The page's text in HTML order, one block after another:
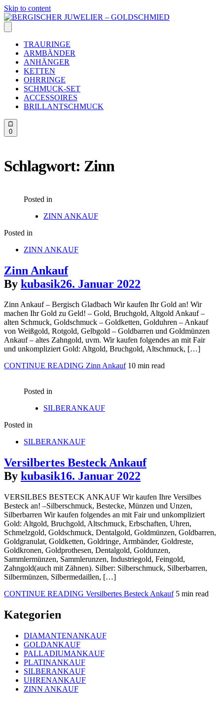
Skip to content
TRAURINGE
ARMBÄNDER
ANHÄNGER
KETTEN
OHRRINGE
SCHMUCK-SET
ACCESSOIRES
BRILLANTSCHMUCK
0
Schlagwort: Zinn
Posted in
ZINN ANKAUF
Posted in
ZINN ANKAUF
Zinn Ankauf
By kubasik26. Januar 2022
Zinn Ankauf – Bergisch Gladbach Wir kaufen Ihr Gold an! Wir
machen Ihr Gold zu Geld! – Gold, Bruchgold, Altgold Ankauf –
alten Schmuck, Goldschmuck – Goldketten, Golduhren – Ankauf
von Weißgold, Rotgold, Gelbgold – Goldbarren und Goldmünzen
Ankauf – altes Zahngold, uvm. Wir kaufen folgendes an mit Fair
und unkompliziert Gold: Altgold, Bruchgold, Altschmuck, […]
CONTINUE READING Zinn Ankauf 10 min read
Posted in
SILBERANKAUF
Posted in
SILBERANKAUF
Versilbertes Besteck Ankauf
By kubasik16. Januar 2022
VERSILBES BESTECK ANKAUF Wir kaufen Ihre Versilbes
Besteck an! –Silberschmuck, Bestecke, Münzen und Unzen,
Silberbarren Wir kaufen folgendes an mit Fair und unkompliziert
Gold: Altgold, Bruchgold, Altschmuck, Erbschaften, Uhren,
Schmelzgold, Goldschmuck, Dentalgold, Goldmünzen, Goldbarren,
Goldgranulat, Goldketten, Goldringe, Armbänder, Goldreste,
Goldkronen, Goldprothesen, Dentalgold, Goldunzen,
Sammlermünzen, Sammlerunzen, Industriegold, Feingold,
Zahngold(auch mit Zähnen). Silber: Silberschmuck, Silberbarren,
Silbermünzen, Silbermedaillen, […]
CONTINUE READING Versilbertes Besteck Ankauf 5 min read
Kategorien
DIAMANTENANKAUF
GOLDANKAUF
PALLADIUMANKAUF
PLATINANKAUF
SILBERANKAUF
UHRENANKAUF
ZINN ANKAUF